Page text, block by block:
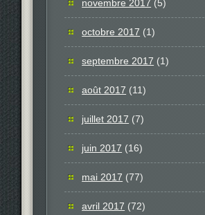
novembre 2017 (5)
octobre 2017 (1)
septembre 2017 (1)
août 2017 (11)
juillet 2017 (7)
juin 2017 (16)
mai 2017 (77)
avril 2017 (72)